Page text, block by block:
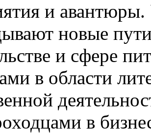
и
новые
и сфере
в области
в